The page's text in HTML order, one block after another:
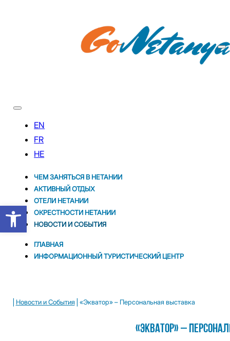
Открыть панель инструментов
ЧЕМ ЗАНЯТЬСЯ В НЕТАНИИ
АКТИВНЫЙ ОТДЫХ
ОТЕЛИ НЕТАНИИ
ОКРЕСТНОСТИ НЕТАНИИ
НОВОСТИ И CОБЫТИЯ
ГЛАВНАЯ
ИНФОРМАЦИОННЫЙ ТУРИСТИЧЕСКИЙ ЦЕНТР
| Новости и Cобытия | «Экватор» – Персональная выставка
«Экватор» –